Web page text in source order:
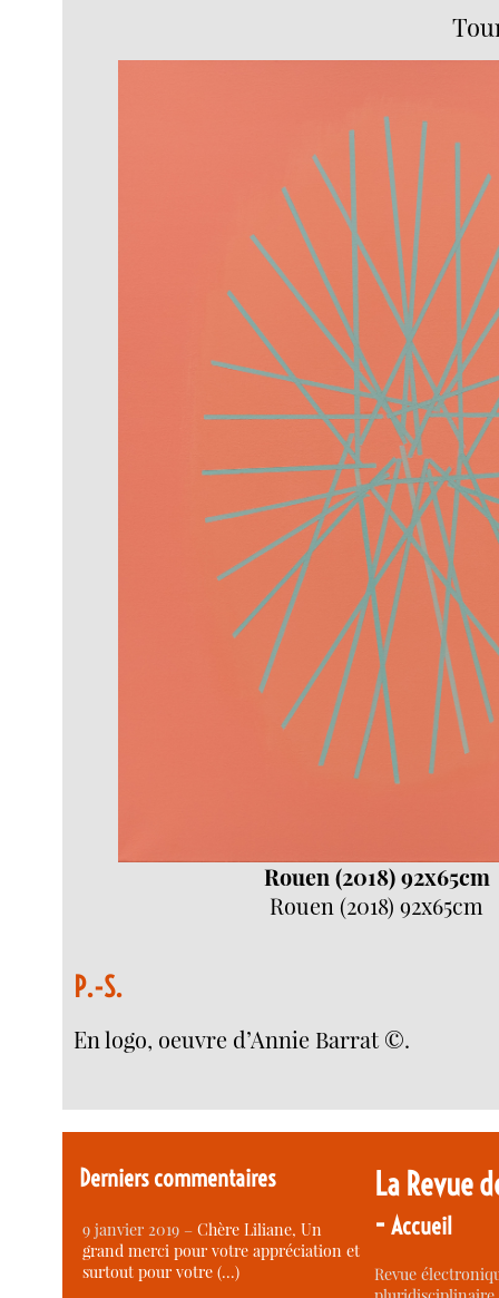
Rouen (2018) 92x65cm
Rouen (2018) 92x65cm
P.-S.
En logo, oeuvre d’Annie Barrat ©.
Derniers commentaires
9 janvier 2019 –Chère Liliane, Un
grand merci pour votre appréciation et
surtout pour votre (…)
La Revue
-Accueil
Revue